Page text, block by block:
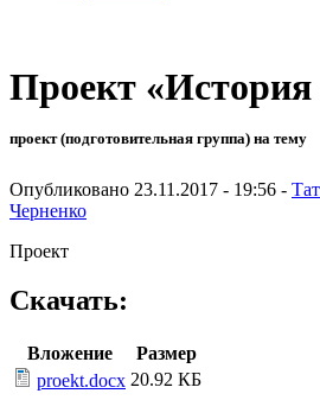
Проект
проект (подготовительная группа) на тему
Опубликовано 23.11.2017 - 19:56 -
Черненко
Проект
Скачать:
Вложение
Размер
proekt.docx 20.92 КБ